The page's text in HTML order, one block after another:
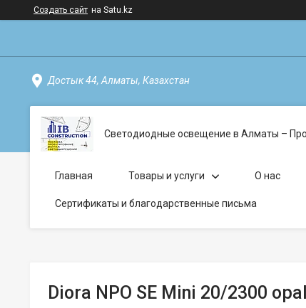
Создать сайт на Satu.kz
Достык 44, Алматы, Казахстан
Светодиодные освещение в Алматы –
Главная Товары и услуги О нас
Сертификаты и благодарственные письма
Diora NPO SE Mini 20/2300